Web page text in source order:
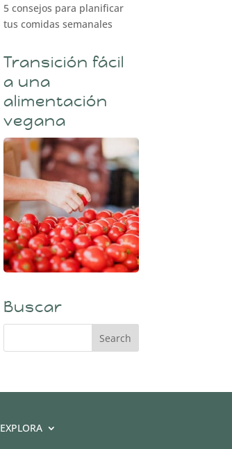
5 consejos para planificar
tus comidas semanales
Transición fácil
a una
alimentación
vegana
Buscar
EXPLORA